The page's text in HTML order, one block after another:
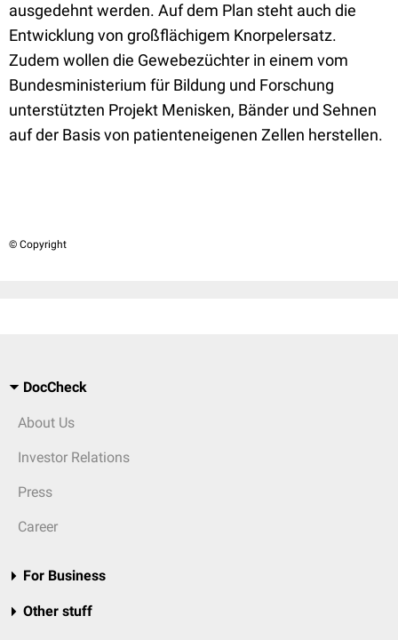
ausgedehnt werden. Auf dem Plan steht auch die
Entwicklung von großflächigem Knorpelersatz.
Zudem wollen die Gewebezüchter in einem vom
Bundesministerium für Bildung und Forschung
unterstützten Projekt Menisken, Bänder und Sehnen
auf der Basis von patienteneigenen Zellen herstellen.
© Copyright
DocCheck
About Us
Investor Relations
Press
Career
For Business
Other stuff